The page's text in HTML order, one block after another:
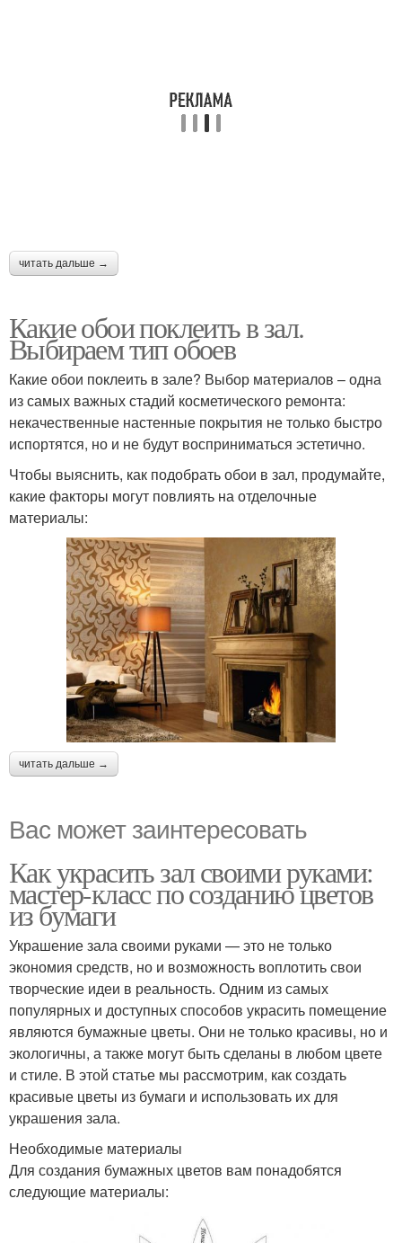
читать дальше →
Какие обои поклеить в зал.
Выбираем тип обоев
Какие обои поклеить в зале? Выбор материалов – одна
из самых важных стадий косметического ремонта:
некачественные настенные покрытия не только быстро
испортятся, но и не будут восприниматься эстетично.
Чтобы выяснить, как подобрать обои в зал, продумайте,
какие факторы могут повлиять на отделочные
материалы:
читать дальше →
Вас может заинтересовать
Как украсить зал своими руками:
мастер-класс по созданию цветов
из бумаги
Украшение зала своими руками — это не только
экономия средств, но и возможность воплотить свои
творческие идеи в реальность. Одним из самых
популярных и доступных способов украсить помещение
являются бумажные цветы. Они не только красивы, но и
экологичны, а также могут быть сделаны в любом цвете
и стиле. В этой статье мы рассмотрим, как создать
красивые цветы из бумаги и использовать их для
украшения зала.
Необходимые материалы
Для создания бумажных цветов вам понадобятся
следующие материалы: